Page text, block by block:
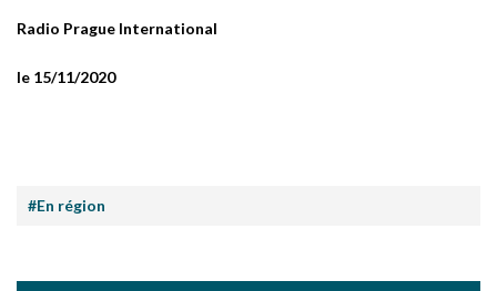
Radio Prague International
le 15/11/2020
#En région